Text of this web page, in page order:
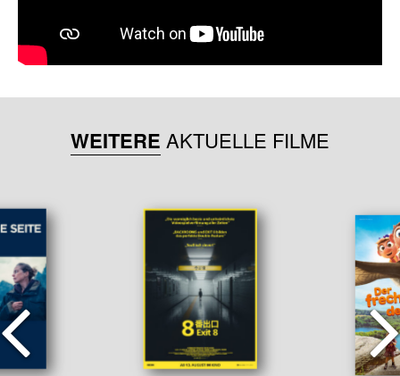
WEITERE AKTUELLE FILME